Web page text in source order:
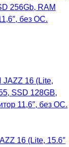
256Gb, RAM
без ОС.
16 (Lite, 15.6″